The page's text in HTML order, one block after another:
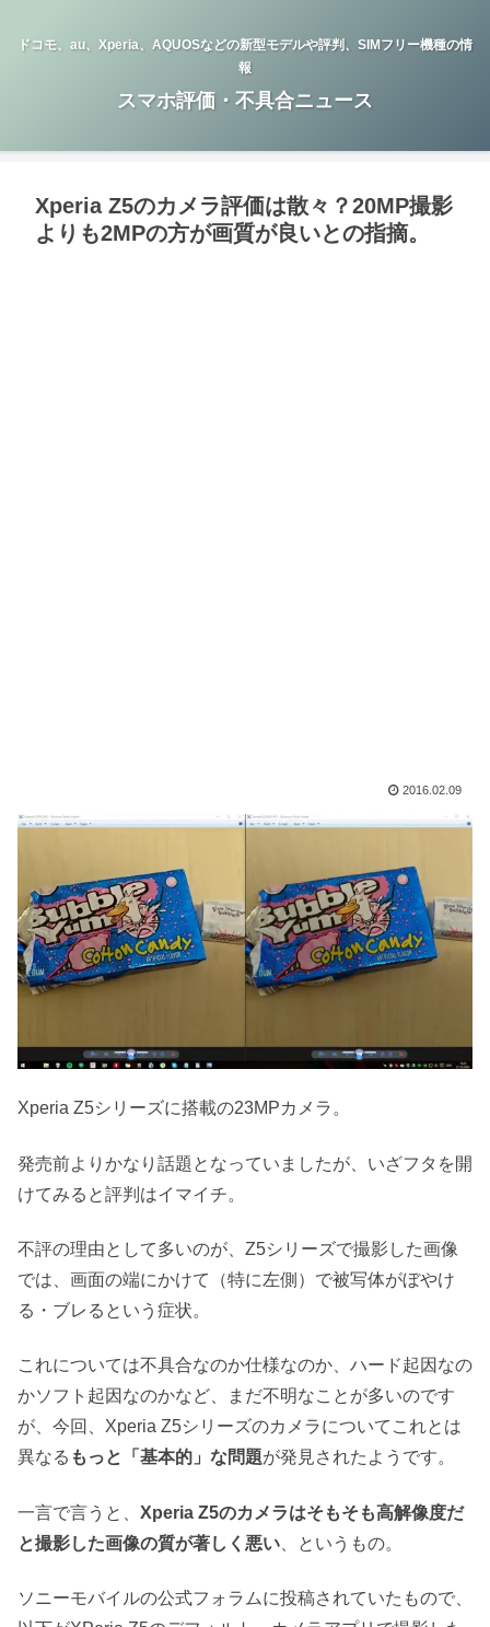
ドコモ、au、Xperia、AQUOSなどの新型モデルや評判、SIMフリー機種の情
報
スマホ評価・不具合ニュース
Xperia Z5のカメラ評価は散々？20MP撮影
よりも2MPの方が画質が良いとの指摘。
2016.02.09
Xperia Z5シリーズに搭載の23MPカメラ。
発売前よりかなり話題となっていましたが、いざフタを開
けてみると評判はイマイチ。
不評の理由として多いのが、Z5シリーズで撮影した画像
では、画面の端にかけて（特に左側）で被写体がぼやけ
る・ブレるという症状。
これについては不具合なのか仕様なのか、ハード起因なの
かソフト起因なのかなど、まだ不明なことが多いのです
が、今回、Xperia Z5シリーズのカメラについてこれとは
異なる もっと「基本的」な問題が発見されたようです。
一言で言うと、 Xperia Z5のカメラはそもそも高解像度だ
と撮影した画像の質が著しく悪い 、というもの。
ソニーモバイルの公式フォラムに投稿されていたもので、